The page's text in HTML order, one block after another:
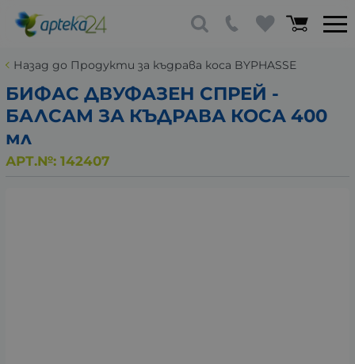
Назад до Продукти за къдрава коса BYPHASSE
БИФАС ДВУФАЗЕН СПРЕЙ -
БАЛСАМ ЗА КЪДРАВА КОСА 400
мл
АРТ.№: 142407